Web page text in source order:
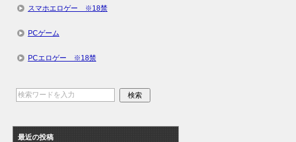
スマホエロゲー ※18禁
PCゲーム
PCエロゲー ※18禁
最近の投稿